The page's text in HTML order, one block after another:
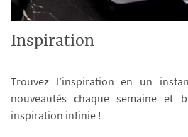
Inspiration
Trouvez l’inspiration en un
nouveautés chaque semaine et
inspiration infinie !